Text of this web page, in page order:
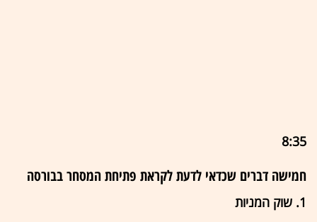
8:35
חמישה דברים שכדאי לדעת לקראת פתיחת המסחר בבורסה
1. שוק המניות